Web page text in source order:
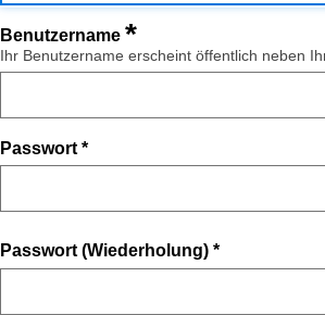
Benutzername *
Ihr Benutzername erscheint öffentlich neben
Passwort *
Passwort (Wiederholung) *